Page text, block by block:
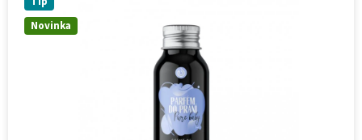
Novinka